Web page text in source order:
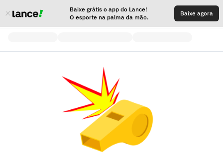
Baixe grátis o app do Lance!
O esporte na palma da mão.
Baixe agora